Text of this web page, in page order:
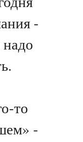
-
то
-